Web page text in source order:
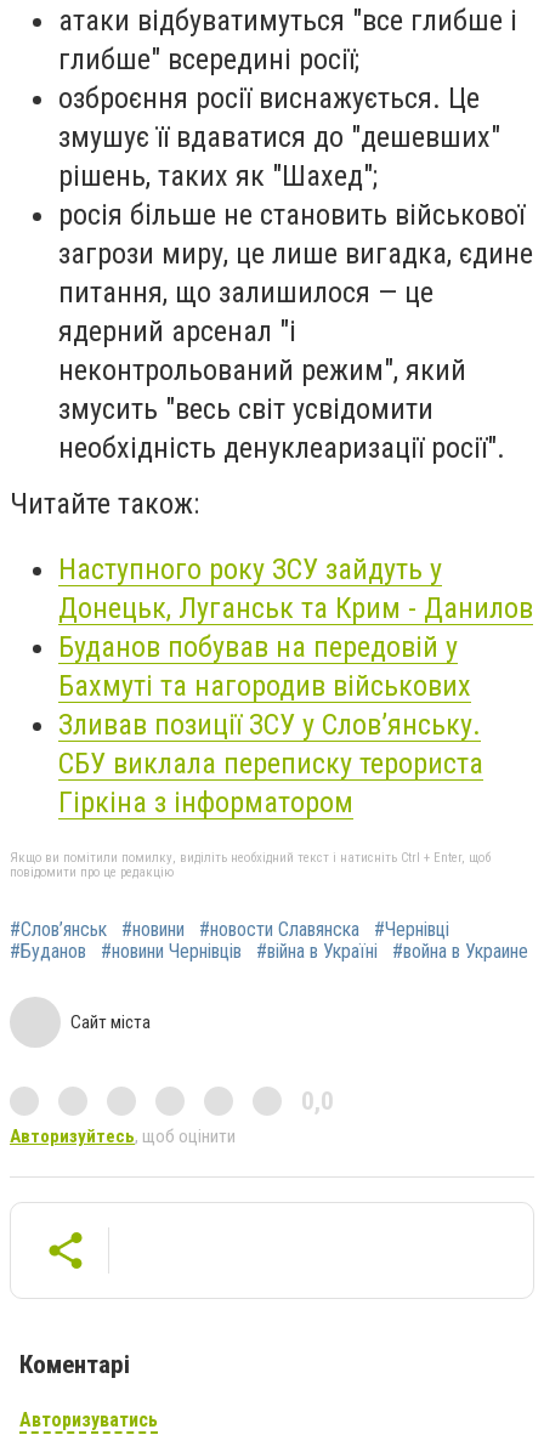
атаки відбуватимуться "все глибше і
глибше" всередині росії;
озброєння росії виснажується. Це
змушує її вдаватися до "дешевших"
рішень, таких як "Шахед";
росія більше не становить військової
загрози миру, це лише вигадка, єдине
питання, що залишилося — це
ядерний арсенал "і
неконтрольований режим", який
змусить "весь світ усвідомити
необхідність денуклеаризації росії".
Читайте також:
Наступного року ЗСУ зайдуть у
Донецьк, Луганськ та Крим - Данилов
Буданов побував на передовій у
Бахмуті та нагородив військових
Зливав позиції ЗСУ у Слов’янську.
СБУ виклала переписку терориста
Гіркіна з інформатором
Якщо ви помітили помилку, виділіть необхідний текст і натисніть Ctrl + Enter, щоб
повідомити про це редакцію
#Слов’янськ #новини #новости Славянска
#Чернівці
#Буданов
#новини Чернівців #війна в Україні #война в Украине
Сайт міста
0,0
Авторизуйтесь, щоб оцінити
Коментарі
Авторизуватись